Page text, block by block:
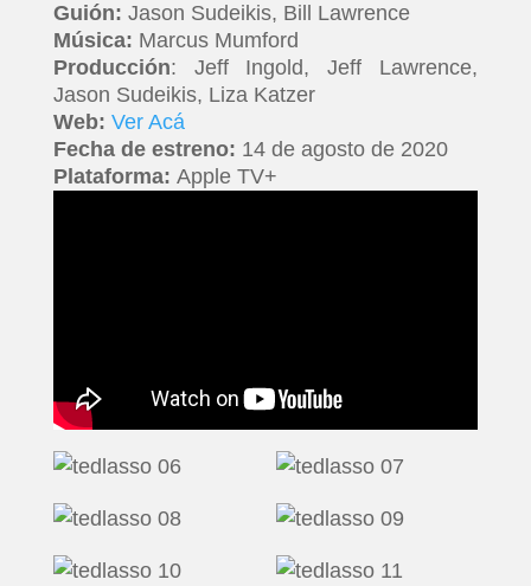
Guión: Jason Sudeikis, Bill Lawrence
Música: Marcus Mumford
Producción: Jeff Ingold, Jeff Lawrence,
Jason Sudeikis, Liza Katzer
Web: Ver Acá
Fecha de estreno: 14 de agosto de 2020
Plataforma: Apple TV+